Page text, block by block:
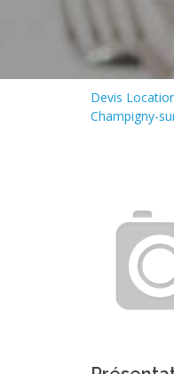
Devis
Champigny-